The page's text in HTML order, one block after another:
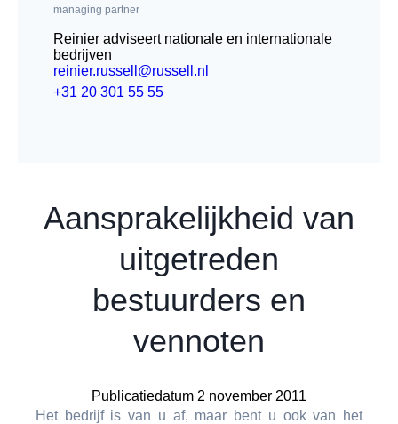
managing partner
Reinier adviseert nationale en internationale
bedrijven
reinier.russell@russell.nl
+31 20 301 55 55
Aansprakelijkheid van
uitgetreden
bestuurders en
vennoten
Publicatiedatum 2 november 2011
Het bedrijf is van u af, maar bent u ook van het